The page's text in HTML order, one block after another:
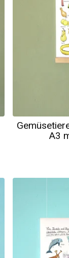
A3